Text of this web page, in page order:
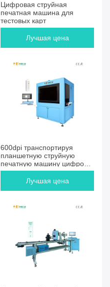
Цифровая струйная
печатная машина для
тестовых карт
Лучшая цена
600dpi транспортируя
планшетную струйную
печатную машину цифров
для бутылки
Лучшая цена